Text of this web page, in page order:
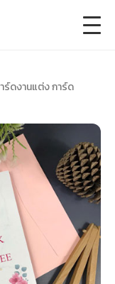
+
+
ร์ดงานแต่ง การ์ด